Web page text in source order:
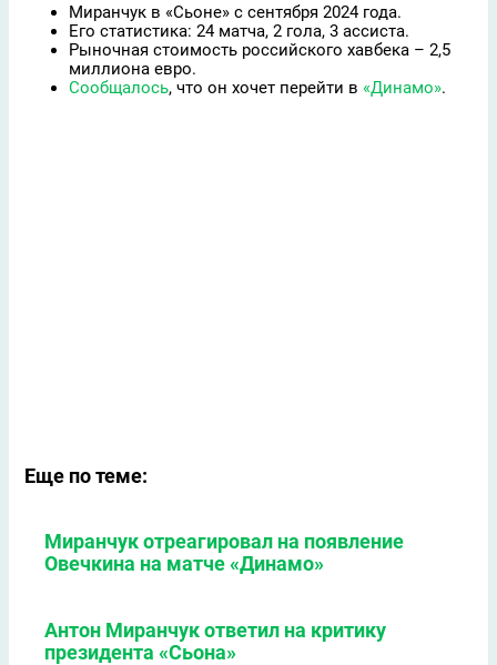
Миранчук в «Сьоне» с сентября 2024 года.
Его статистика: 24 матча, 2 гола, 3 ассиста.
Рыночная стоимость российского хавбека – 2,5
миллиона евро.
Сообщалось, что он хочет перейти в «Динамо».
Еще по теме:
Миранчук отреагировал на появление
Овечкина на матче «Динамо»
Антон Миранчук ответил на критику
президента «Сьона»